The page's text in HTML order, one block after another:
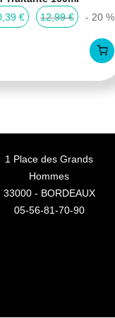
€
12,99 € - 20 %
1 Place des Grands
Hommes
33000 - BORDEAUX
05-56-81-70-90